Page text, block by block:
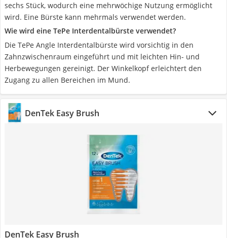
sechs Stück, wodurch eine mehrwöchige Nutzung ermöglicht
wird. Eine Bürste kann mehrmals verwendet werden.
Wie wird eine TePe Interdentalbürste verwendet?
Die TePe Angle Interdentalbürste wird vorsichtig in den
Zahnzwischenraum eingeführt und mit leichten Hin- und
Herbewegungen gereinigt. Der Winkelkopf erleichtert den
Zugang zu allen Bereichen im Mund.
DenTek Easy Brush
DenTek Easy Brush